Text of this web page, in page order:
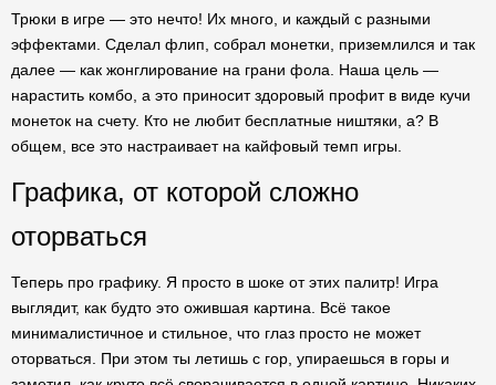
Трюки в игре — это нечто! Их много, и каждый с разными
эффектами. Сделал флип, собрал монетки, приземлился и так
далее — как жонглирование на грани фола. Наша цель —
нарастить комбо, а это приносит здоровый профит в виде кучи
монеток на счету. Кто не любит бесплатные ништяки, а? В
общем, все это настраивает на кайфовый темп игры.
Графика, от которой сложно
оторваться
Теперь про графику. Я просто в шоке от этих палитр! Игра
выглядит, как будто это ожившая картина. Всё такое
минималистичное и стильное, что глаз просто не может
оторваться. При этом ты летишь с гор, упираешься в горы и